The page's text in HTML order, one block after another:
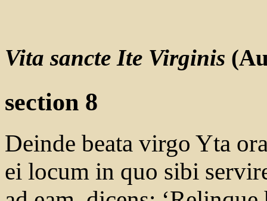
Vita sancte Ite Virginis
section 8
Deinde beata virgo Yta
ei locum in quo sibi